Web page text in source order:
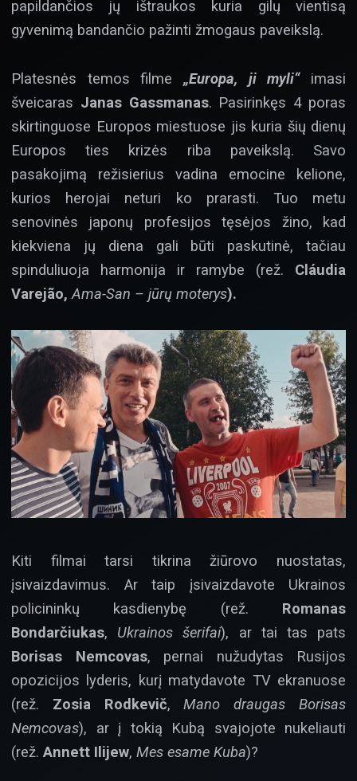
papildančios jų ištraukos kuria gilų vientisą
gyvenimą bandančio pažinti žmogaus paveikslą.
Platesnės temos filme „Europa, ji myli“imasi
šveicaras Janas Gassmanas. Pasirinkęs 4 poras
skirtinguose Europos miestuose jis kuria šių dienų
Europos ties krizės riba paveikslą. Savo
pasakojimą režisierius vadina emocine kelione,
kurios herojai neturi ko prarasti. Tuo metu
senovinės japonų profesijos tęsėjos žino, kad
kiekviena jų diena gali būti paskutinė, tačiau
spinduliuoja harmonija ir ramybe (rež. Cláudia
Varejão, Ama-San – jūrų moterys).
Kiti filmai tarsi tikrina žiūrovo nuostatas,
įsivaizdavimus. Ar taip įsivaizdavote Ukrainos
policininkų kasdienybę (rež. Romanas
Bondarčiukas, Ukrainos šerifai), ar tai tas pats
Borisas Nemcovas, pernai nužudytas Rusijos
opozicijos lyderis, kurį matydavote TV ekranuose
(rež. Zosia Rodkevič,Mano draugas Borisas
Nemcovas), ar į tokią Kubą svajojote nukeliauti
(rež. Annett Ilijew, Mes esame Kuba)?